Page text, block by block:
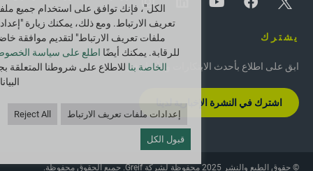
يشترك
ابق على اطلاع بأحدث الابتكارات والأخبار في Greif.
اشترك في النشرة الإخبارية لدينا
© حقوق الطبع والنشر 2025 محفوظة لشركة Greif. جميع الحقوق محفوظة.
الكل"، فإنك توافق على استخدام جميع
تعريف الارتباط. ومع ذلك، يمكنك زيارة
ملفات تعريف الارتباط" لتقديم موافقة
للرقابة. يمكنك أيضًا اطلع على سياسة
الخاصة بنا للاطلاع على شروطنا المتعلقة
إعدادات ملفات تعريف الارتباط Reject All
قبول الكل